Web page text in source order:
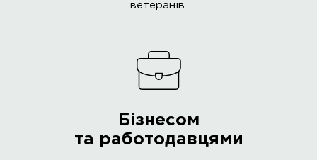
ветеранів.
Бізнесом
та работодавцями